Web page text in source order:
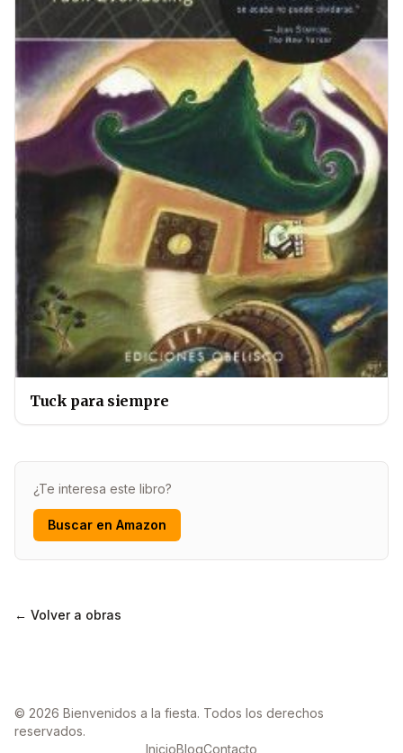
Tuck para siempre
¿Te interesa este libro?
Buscar en Amazon
← Volver a obras
© 2026 Bienvenidos a la fiesta. Todos los derechos
reservados.
InicioBlogContacto